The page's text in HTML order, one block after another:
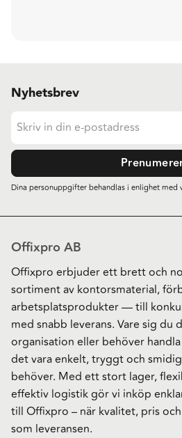
Nyhetsbrev
Dina personuppgifter behandlas i enlighet med
Offixpro AB
Offixpro erbjuder ett brett och
sortiment av kontorsmaterial,
arbetsplatsprodukter — till
med snabb leverans. Vare sig du
organisation eller behöver
det vara enkelt, tryggt och
behöver. Med ett stort lager,
effektiv logistik gör vi inköp
till Offixpro – när kvalitet, pris
som leveransen.